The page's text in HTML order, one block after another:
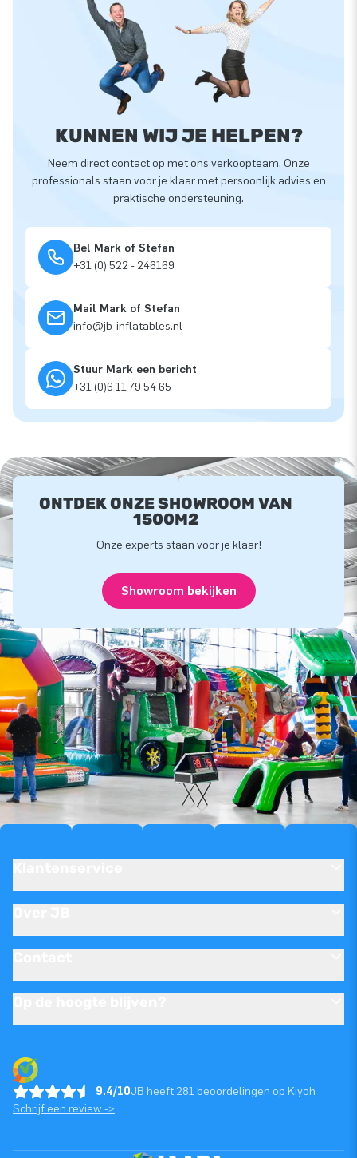
KUNNEN WIJ JE HELPEN?
Neem direct contact op met ons verkoopteam. Onze
professionals staan voor je klaar met persoonlijk advies en
praktische ondersteuning.
Bel Mark of Stefan
+31 (0) 522 - 246169
Mail Mark of Stefan
info@jb-inflatables.nl
Stuur Mark een bericht
+31 (0)6 11 79 54 65
ONTDEK ONZE SHOWROOM VAN
1500M2
Onze experts staan voor je klaar!
Showroom bekijken
9.4/10JB heeft 281 beoordelingen op Kiyoh
Schrijf een review ->